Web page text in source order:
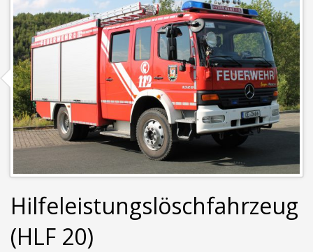
Hilfeleistungslöschfahrzeug
(HLF 20)